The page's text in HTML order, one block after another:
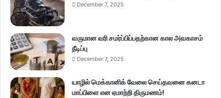
December 7, 2025
வருமான வரி சமர்ப்பிப்பதற்கான கால அவகாசம்
நீடிப்பு
December 7, 2025
யாழில் மெக்கானிக் வேலை செய்தவனை கனடா
மாப்பிளை என ஏமாற்றி திருமணம்!